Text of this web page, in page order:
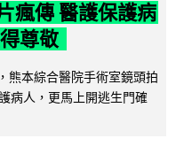
瘋傳 醫護保護病
尊敬
熊本綜合醫院手術室鏡頭拍
病人，更馬上開逃生門確